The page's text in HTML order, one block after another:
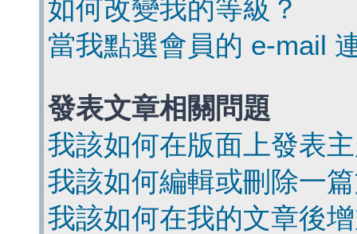
如何改變我的等級？
當我點選會員的 e-mail
發表文章相關問題
我該如何在版面上發表
我該如何編輯或刪除一
我該如何在我的文章後